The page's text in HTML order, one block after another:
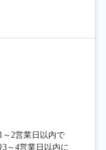
2営業日以内で
～4営業日以内に